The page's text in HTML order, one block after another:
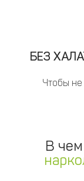
БЕЗ
Чтобы
В